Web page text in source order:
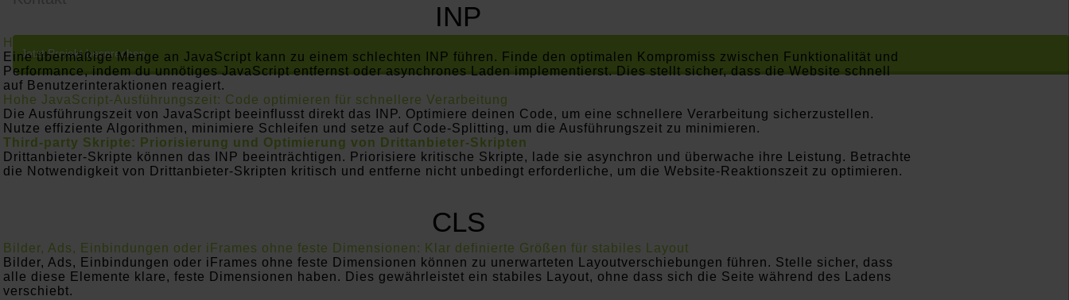
Jetzt Projekt besprechen
INP
Hohe Anzahl an JavaScript: Kompromiss zwischen Funktionalität und Performance finden
Eine übermäßige Menge an JavaScript kann zu einem schlechten INP führen. Finde den optimalen Kompromiss zwischen Funktionalität und
Performance, indem du unnötiges JavaScript entfernst oder asynchrones Laden implementierst. Dies stellt sicher, dass die Website schnell
auf Benutzerinteraktionen reagiert.
Hohe JavaScript-Ausführungszeit: Code optimieren für schnellere Verarbeitung
Die Ausführungszeit von JavaScript beeinflusst direkt das INP. Optimiere deinen Code, um eine schnellere Verarbeitung sicherzustellen.
Nutze effiziente Algorithmen, minimiere Schleifen und setze auf Code-Splitting, um die Ausführungszeit zu minimieren.
Third-party Skripte: Priorisierung und Optimierung von Drittanbieter-Skripten
Drittanbieter-Skripte können das INP beeinträchtigen. Priorisiere kritische Skripte, lade sie asynchron und überwache ihre Leistung. Betrachte
die Notwendigkeit von Drittanbieter-Skripten kritisch und entferne nicht unbedingt erforderliche, um die Website-Reaktionszeit zu optimieren.
CLS
Bilder, Ads, Einbindungen oder iFrames ohne feste Dimensionen: Klar definierte Größen für stabiles Layout
Bilder, Ads, Einbindungen oder iFrames ohne feste Dimensionen können zu unerwarteten Layoutverschiebungen führen. Stelle sicher, dass
alle diese Elemente klare, feste Dimensionen haben. Dies gewährleistet ein stabiles Layout, ohne dass sich die Seite während des Ladens
verschiebt.